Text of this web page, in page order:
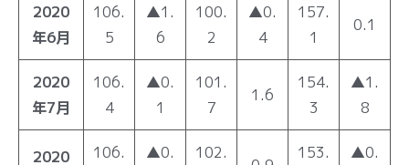
2020
年6月
106.
5
▲1.
6
100.
2
▲0.
4
157.
1
0.1
2020
年7月
106.
4
▲0.
1
101.
7
1.6
154.
3
▲1.
8
2020
106.
▲0.
102.
153.
▲0.